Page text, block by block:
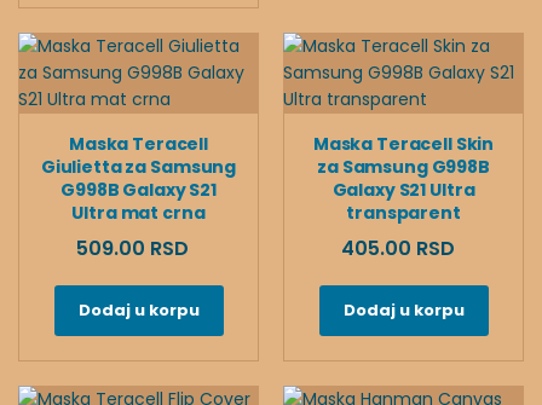
Maska Teracell
Giulietta za Samsung
G998B Galaxy S21
Ultra mat crna
509.00 RSD
Dodaj u korpu
Maska Teracell Skin
za Samsung G998B
Galaxy S21 Ultra
transparent
405.00 RSD
Dodaj u korpu